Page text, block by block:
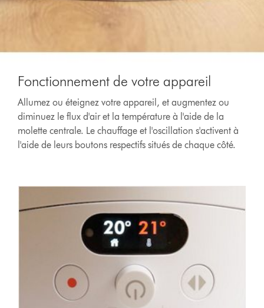
Fonctionnement de votre appareil
Allumez ou éteignez votre appareil, et augmentez ou
diminuez le flux d'air et la température à l'aide de la
molette centrale. Le chauffage et l'oscillation s'activent à
l'aide de leurs boutons respectifs situés de chaque côté.